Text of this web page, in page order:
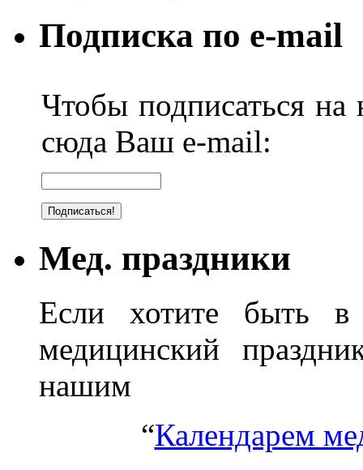
Подписка по e-mail
Чтобы подписаться на
сюда Ваш e-mail:
Мед. праздники
Если хотите быть в
медицинский
нашим
“Календарем